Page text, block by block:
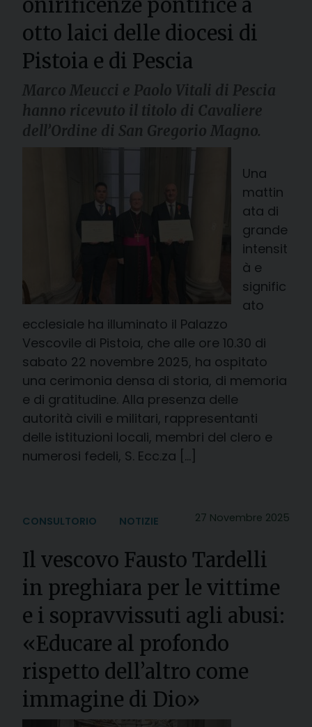
onirificenze pontifice a
otto laici delle diocesi di
Pistoia e di Pescia
Marco Meucci e Paolo Vitali di Pescia
hanno ricevuto il titolo di Cavaliere
dell’Ordine di San Gregorio Magno.
Una
mattin
ata di
grande
intensit
à e
signific
ato
ecclesiale ha illuminato il Palazzo
Vescovile di Pistoia, che alle ore 10.30 di
sabato 22 novembre 2025, ha ospitato
una cerimonia densa di storia, di memoria
e di gratitudine. Alla presenza delle
autorità civili e militari, rappresentanti
delle istituzioni locali, membri del clero e
numerosi fedeli, S. Ecc.za […]
27 Novembre 2025
CONSULTORIO NOTIZIE
Il vescovo Fausto Tardelli
in preghiara per le vittime
e i sopravvissuti agli abusi:
«Educare al profondo
rispetto dell’altro come
immagine di Dio»